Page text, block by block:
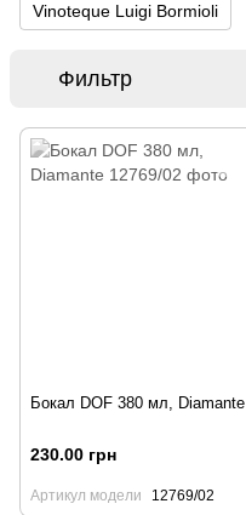
Vinoteque Luigi Bormioli
Фильтр
Бокал DOF 380 мл, Diamante
230.00 грн
Артикул модели 12769/02